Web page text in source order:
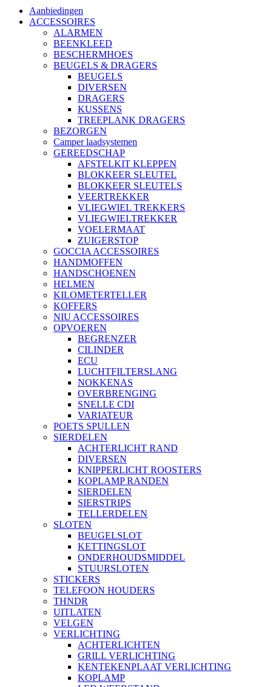
Aanbiedingen
ACCESSOIRES
ALARMEN
BEENKLEED
BESCHERMHOES
BEUGELS & DRAGERS
BEUGELS
DIVERSEN
DRAGERS
KUSSENS
TREEPLANK DRAGERS
BEZORGEN
Camper laadsystemen
GEREEDSCHAP
AFSTELKIT KLEPPEN
BLOKKEER SLEUTEL
BLOKKEER SLEUTELS
VEERTREKKER
VLIEGWIEL TREKKERS
VLIEGWIELTREKKER
VOELERMAAT
ZUIGERSTOP
GOCCIA ACCESSOIRES
HANDMOFFEN
HANDSCHOENEN
HELMEN
KILOMETERTELLER
KOFFERS
NIU ACCESSOIRES
OPVOEREN
BEGRENZER
CILINDER
ECU
LUCHTFILTERSLANG
NOKKENAS
OVERBRENGING
SNELLE CDI
VARIATEUR
POETS SPULLEN
SIERDELEN
ACHTERLICHT RAND
DIVERSEN
KNIPPERLICHT ROOSTERS
KOPLAMP RANDEN
SIERDELEN
SIERSTRIPS
TELLERDELEN
SLOTEN
BEUGELSLOT
KETTINGSLOT
ONDERHOUDSMIDDEL
STUURSLOTEN
STICKERS
TELEFOON HOUDERS
THNDR
UITLATEN
VELGEN
VERLICHTING
ACHTERLICHTEN
GRILL VERLICHTING
KENTEKENPLAAT VERLICHTING
KOPLAMP